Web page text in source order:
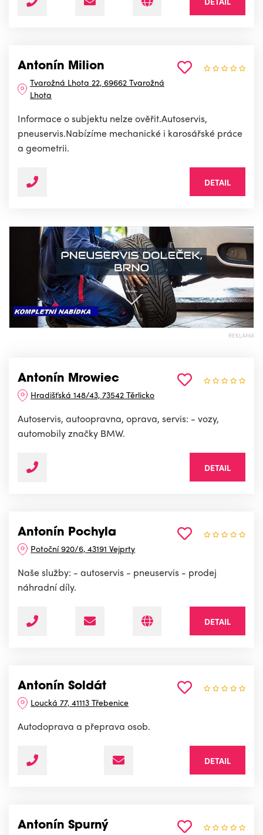
Antonín Milion
Tvarožná Lhota 22, 69662 Tvarožná
Lhota
Informace o subjektu nelze ověřit.Autoservis,
pneuservis.Nabízíme mechanické i karosářské práce
a geometrii.
DETAIL
REKLAMA
Antonín Mrowiec
Hradišťská 148/43, 73542 Těrlicko
Autoservis, autoopravna, oprava, servis: - vozy,
automobily značky BMW.
DETAIL
Antonín Pochyla
Potoční 920/6, 43191 Vejprty
Naše služby: - autoservis - pneuservis - prodej
náhradní díly.
DETAIL
Antonín Soldát
Loucká 77, 41113 Třebenice
Autodoprava a přeprava osob.
DETAIL
Antonín Spurný